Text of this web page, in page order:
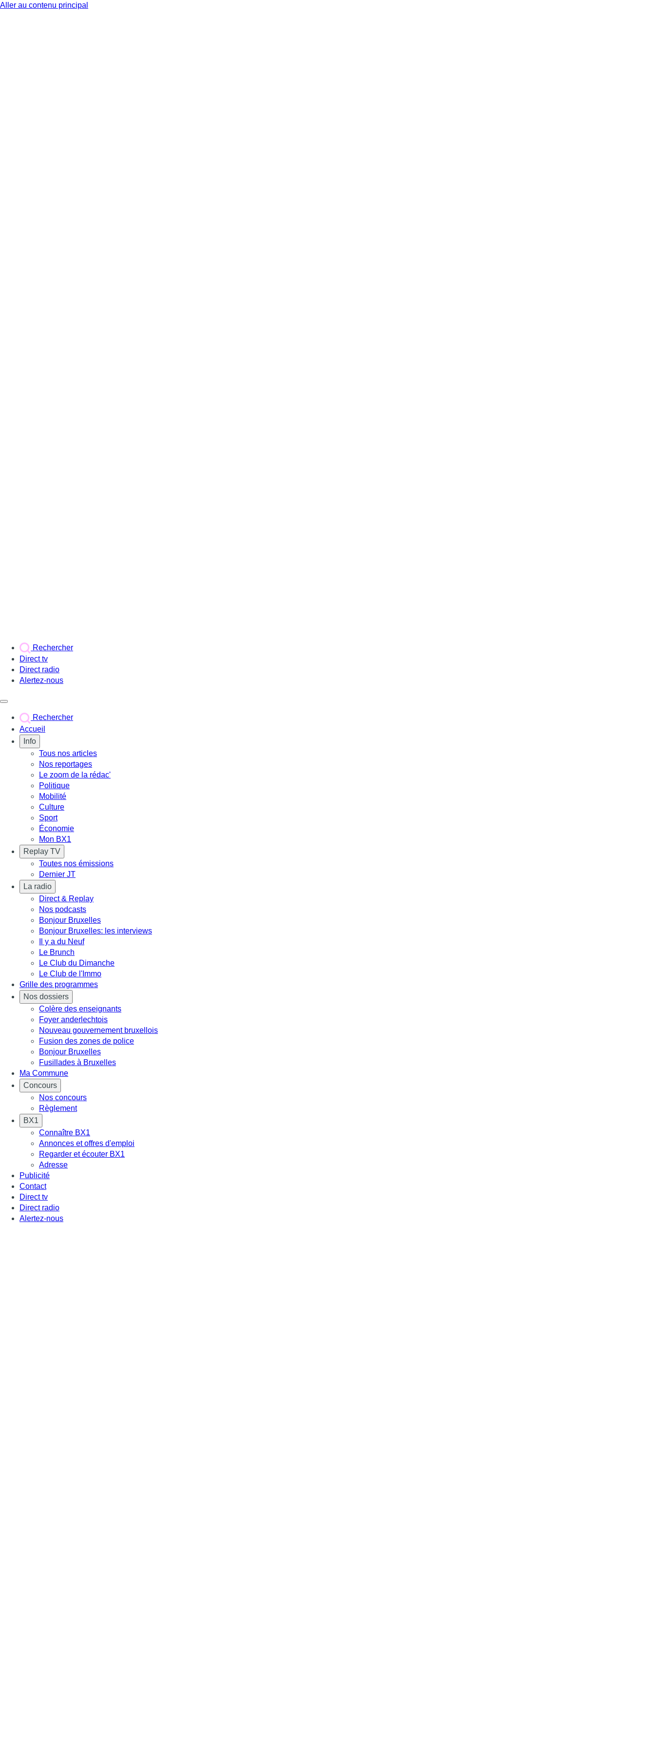
Aller au contenu principal
Rechercher
Direct tv
Direct radio
Alertez-nous
Rechercher
Accueil
Info
Tous nos articles
Nos reportages
Le zoom de la rédac'
Politique
Mobilité
Culture
Sport
Économie
Mon BX1
Replay TV
Toutes nos émissions
Dernier JT
La radio
Direct & Replay
Nos podcasts
Bonjour Bruxelles
Bonjour Bruxelles: les interviews
Il y a du Neuf
Le Brunch
Le Club du Dimanche
Le Club de l'Immo
Grille des programmes
Nos dossiers
Colère des enseignants
Foyer anderlechtois
Nouveau gouvernement bruxellois
Fusion des zones de police
Bonjour Bruxelles
Fusillades à Bruxelles
Ma Commune
Concours
Nos concours
Règlement
BX1
Connaître BX1
Annonces et offres d'emploi
Regarder et écouter BX1
Adresse
Publicité
Contact
Direct tv
Direct radio
Alertez-nous